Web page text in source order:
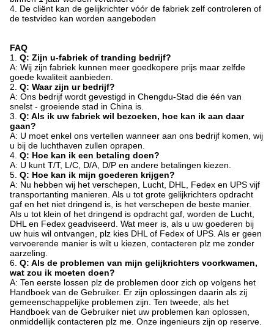
4. De cliënt kan de gelijkrichter vóór de fabriek zelf controleren of
de testvideo kan worden aangeboden
FAQ
1. Q: Zijn u-fabriek of tranding bedrijf?
A: Wij zijn fabriek kunnen meer goedkopere prijs maar zelfde
goede kwaliteit aanbieden.
2. Q: Waar zijn ur bedrijf?
A: Ons bedrijf wordt gevestigd in Chengdu-Stad die één van
snelst - groeiende stad in China is.
3. Q: Als ik uw fabriek wil bezoeken, hoe kan ik aan daar
gaan?
A: U moet enkel ons vertellen wanneer aan ons bedrijf komen, wij
u bij de luchthaven zullen oprapen.
4. Q: Hoe kan ik een betaling doen?
A: U kunt T/T, L/C, D/A, D/P en andere betalingen kiezen.
5. Q: Hoe kan ik mijn goederen krijgen?
A: Nu hebben wij het verschepen, Lucht, DHL, Fedex en UPS vijf
transportanting manieren. Als u tot grote gelijkrichters opdracht
gaf en het niet dringend is, is het verschepen de beste manier.
Als u tot klein of het dringend is opdracht gaf, worden de Lucht,
DHL en Fedex geadviseerd. Wat meer is, als u uw goederen bij
uw huis wil ontvangen, plz kies DHL of Fedex of UPS. Als er geen
vervoerende manier is wilt u kiezen, contacteren plz me zonder
aarzeling.
6. Q: Als de problemen van mijn gelijkrichters voorkwamen,
wat zou ik moeten doen?
A: Ten eerste lossen plz de problemen door zich op volgens het
Handboek van de Gebruiker. Er zijn oplossingen daarin als zij
gemeenschappelijke problemen zijn. Ten tweede, als het
Handboek van de Gebruiker niet uw problemen kan oplossen,
onmiddellijk contacteren plz me. Onze ingenieurs zijn op reserve.